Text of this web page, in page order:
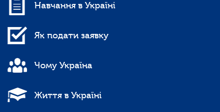
Навчання в Україні
Як подати заявку
Чому Україна
Життя в Україні